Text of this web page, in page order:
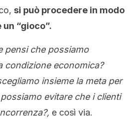
si può procedere in modo
“gioco”.
pensi che possiamo
condizione economica?
insieme la meta per
evitare che i clienti
e così via.